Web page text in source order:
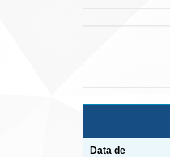
Data de